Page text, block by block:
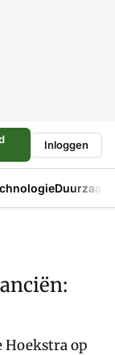
Inloggen
Hoekstra op